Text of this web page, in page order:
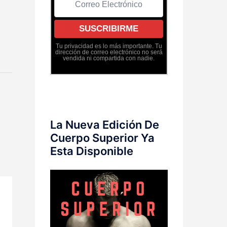
Tu privacidad es lo más importante. Tu
dirección de correo electrónico no será
vendida ni compartida con nadie.
La Nueva Edición De
Cuerpo Superior Ya
Esta Disponible